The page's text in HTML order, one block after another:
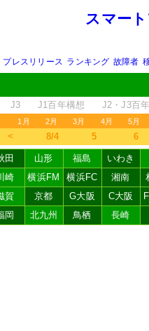
スマー
プレスリリース ランキング 故障者
J3 J1百年構想 J2・J3百
1月 2月 3月 4月 5月
＜ 8/4 5 6
田 山形 福島
いわき
崎 横浜FM 横浜FC 湘南
賀 京都 G大阪 C大阪
岡 北九州 鳥栖 長崎